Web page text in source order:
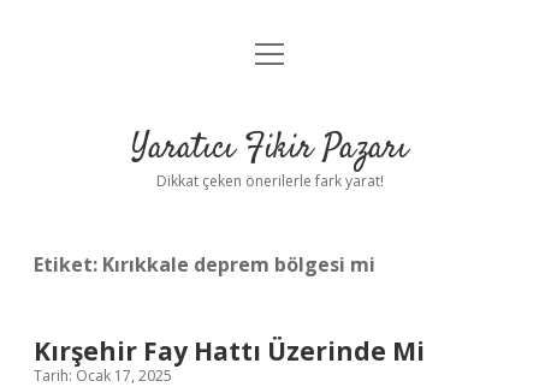
Anasayfa
Yasal Uyarı
menüyü
Yaratıcı Fikir Pazarı
Dikkat çeken önerilerle fark yarat!
Etiket: Kırıkkale deprem bölgesi mi
Kırşehir Fay Hattı Üzerinde Mi
Tarih: Ocak 17, 2025